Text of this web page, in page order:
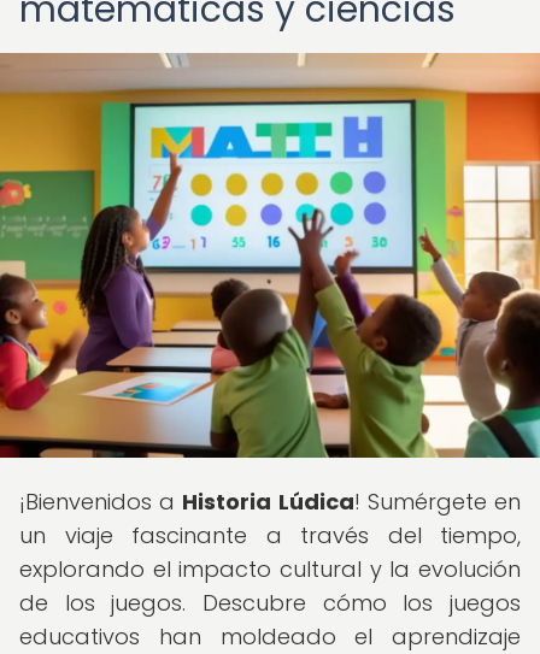
¡Bienvenidos a Historia Lúdica! Sumérgete en
un viaje fascinante a través del tiempo,
explorando el impacto cultural y la evolución
de los juegos. Descubre cómo los juegos
educativos han moldeado el aprendizaje